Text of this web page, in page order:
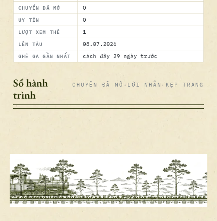
CHUYẾN ĐÃ MỞ 0
UY TÍN 0
LƯỢT XEM THẺ 1
LÊN TÀU 08.07.2026
GHÉ GA GẦN NHẤT cách đây 29 ngày trước
Sổ hành
trình
CHUYẾN ĐÃ MỞ · LỜI NHẮN · KẸP TRANG